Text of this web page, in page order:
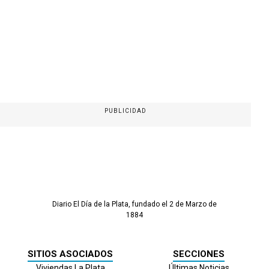
PUBLICIDAD
Diario El Día de la Plata, fundado el 2 de Marzo de
1884
SITIOS ASOCIADOS SECCIONES